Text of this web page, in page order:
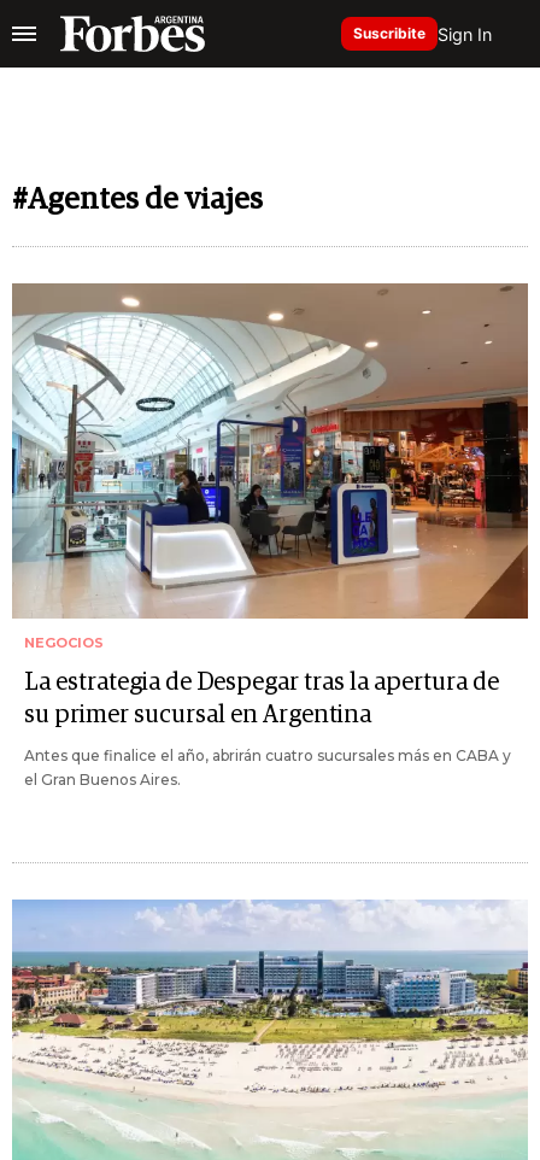
Suscribite Sign In
#Agentes de viajes
NEGOCIOS
La estrategia de Despegar tras la apertura de
su primer sucursal en Argentina
Antes que finalice el año, abrirán cuatro sucursales más en CABA y
el Gran Buenos Aires.